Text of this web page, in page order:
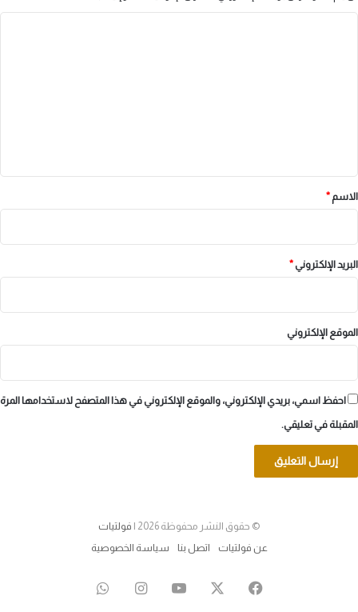
*
الاسم *
البريد الإلكتروني*
الموقع الإلكتروني
احفظ اسمي، بريدي الإلكتروني، والموقع الإلكتروني في هذا المتصفح لاستخدامها المرة
المقبلة في تعليقي.
© حقوق النشر محفوظة 2026 |
فولتيات
عن فولتيات
اتصل بنا سياسة الخصوصية
فيسبوك ‫YouTubeانستقرامواتساب